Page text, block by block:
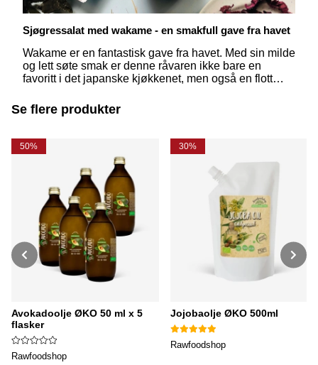
Sjøgressalat med wakame - en smakfull gave fra havet
Wakame er en fantastisk gave fra havet. Med sin milde
og lett søte smak er denne råvaren ikke bare en
favoritt i det japanske kjøkkenet, men også en flott
mer om hvorfor denne vidunderlige algen bør være en
selvskreven del av din bærekraftige matlaging!
Se flere produkter
50%
Avokadoolje ØKO 50 ml x 5
flasker
Rawfoodshop
30%
Jojobaolje ØKO 500ml
Rawfoodshop